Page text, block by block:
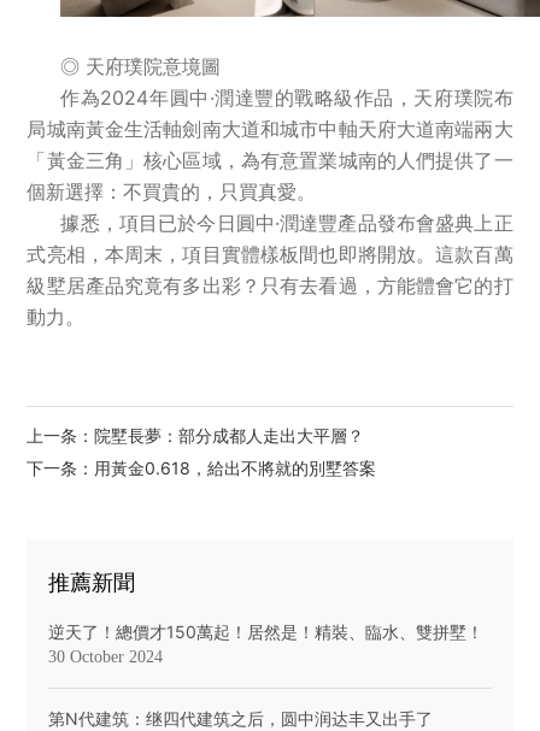
◎ 天府璞院意境圖
作為2024年圓中·潤達豐的戰略級作品，天府璞院布
局城南黃金生活軸劍南大道和城市中軸天府大道南端兩大
「黃金三角」核心區域，為有意置業城南的人們提供了一
個新選擇：不買貴的，只買真愛。
據悉，項目已於今日圓中·潤達豐產品發布會盛典上正
式亮相，本周末，項目實體樣板間也即將開放。這款百萬
級墅居產品究竟有多出彩？只有去看過，方能體會它的打
動力。
上一条：院墅長夢：部分成都人走出大平層？
下一条：用黃金0.618，給出不將就的別墅答案
推薦新聞
逆天了！總價才150萬起！居然是！精裝、臨水、雙拼墅！
30 October 2024
第N代建筑：继四代建筑之后，圆中润达丰又出手了